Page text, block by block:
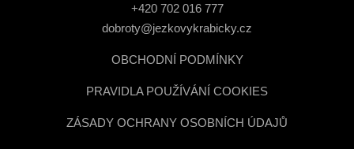
+420 702 016 777
dobroty@jezkovykrabicky.cz
OBCHODNÍ PODMÍNKY
PRAVIDLA POUŽÍVÁNÍ COOKIES
ZÁSADY OCHRANY OSOBNÍCH ÚDAJŮ